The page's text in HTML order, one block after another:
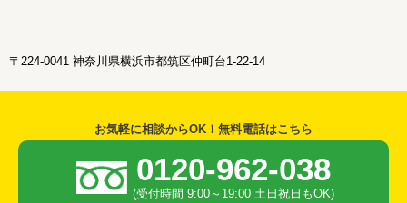
〒224-0041 神奈川県横浜市都筑区仲町台1-22-14
お気軽に相談からOK！無料電話はこちら
0120-962-038
(受付時間 9:00～19:00 土日祝日もOK)